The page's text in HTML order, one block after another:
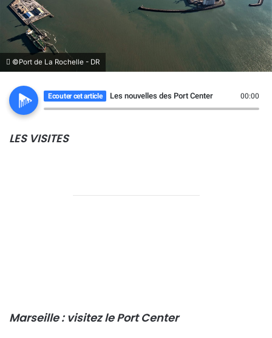
©Port de La Rochelle - DR
Ecouter cet article Les nouvelles des Port Center 00:00
LES VISITES
Marseille : visitez le Port Center